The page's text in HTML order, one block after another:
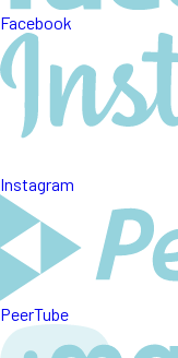
Facebook
Instagram
PeerTube